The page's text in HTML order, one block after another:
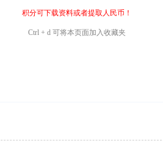
积分可下载资料或者提取人民币！
Ctrl + d 可将本页面加入收藏夹